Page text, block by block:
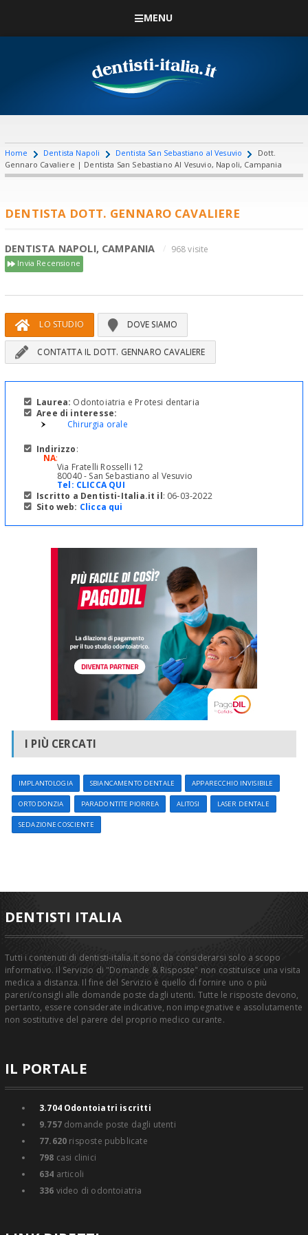
MENU
Home Dentista Napoli Dentista San Sebastiano al Vesuvio
Dott.
Gennaro Cavaliere | Dentista San Sebastiano Al Vesuvio, Napoli, Campania
DENTISTA DOTT. GENNARO CAVALIERE
DENTISTA NAPOLI, CAMPANIA 968 visite
Invia Recensione
LO STUDIO DOVE SIAMO
CONTATTA IL DOTT. GENNARO CAVALIERE
Laurea: Odontoiatria e Protesi dentaria
Aree di interesse:
Chirurgia orale
Indirizzo:
NA:
Via Fratelli Rosselli 12
80040 - San Sebastiano al Vesuvio
Tel: CLICCA QUI
Iscritto a Dentisti-Italia.it il: 06-03-2022
Sito web: Clicca qui
I PIÙ CERCATI
IMPLANTOLOGIA SBIANCAMENTO DENTALE APPARECCHIO INVISIBILE
ORTODONZIA PARADONTITE PIORREA ALITOSI LASER DENTALE
SEDAZIONE COSCIENTE
DENTISTI ITALIA
Tutti i contenuti di dentisti-italia.it sono da considerarsi solo a scopo
informativo. Il Servizio di "Domande & Risposte" non costituisce una visita
medica a distanza. Il fine del Servizio è quello di fornire uno o più
pareri/consigli alle domande poste dagli utenti. Tutte le risposte devono,
pertanto, essere considerate indicative, non impegnative e assolutamente
non sostitutive del parere del proprio medico curante.
IL PORTALE
3.704Odontoiatri iscritti
9.757domande poste dagli utenti
77.620 risposte pubblicate
798 casi clinici
634 articoli
336 video di odontoiatria